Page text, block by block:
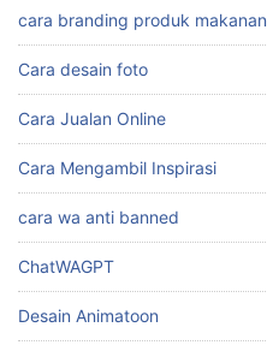
cara branding produk makanan
Cara desain foto
Cara Jualan Online
Cara Mengambil Inspirasi
cara wa anti banned
ChatWAGPT
Desain Animatoon